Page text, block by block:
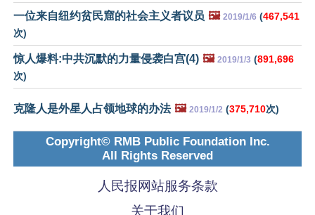
一位来自纽约贫民窟的社会主义者议员 🖼️ 2019/1/6 (467,541
次)
惊人爆料:中共沉默的力量侵袭白宫(4) 🖼️ 2019/1/3 (891,696
次)
克隆人是外星人占领地球的办法 🖼️ 2019/1/2 (375,710次)
Copyright© RMB Public Foundation Inc.
All Rights Reserved
人民报网站服务条款
关于我们